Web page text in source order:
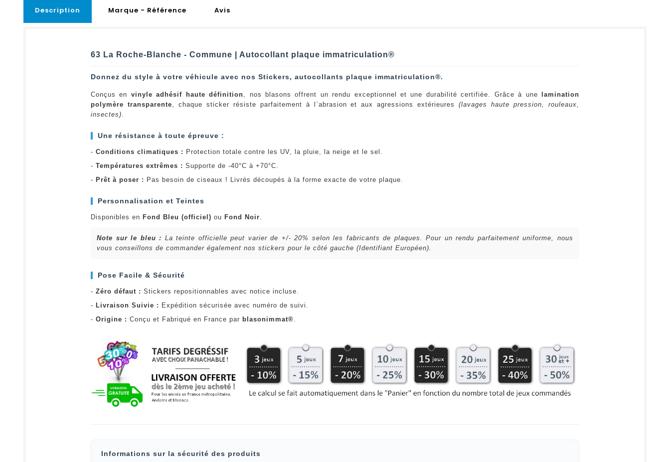
Description Marque - Référence Avis
63 La Roche-Blanche - Commune | Autocollant plaque immatriculation®
Donnez du style à votre véhicule avec nos Stickers, autocollants plaque immatriculation®.
Conçus en vinyle adhésif haute définition , nos blasons offrent un rendu exceptionnel et une durabilité certifiée. Grâce à une
lamination
polymère transparente , chaque sticker résiste parfaitement à l`abrasion et aux agressions extérieures(lavages haute pression, rouleaux,
insectes)
Une résistance à toute épreuve :
- Conditions climatiques : Protection totale contre les UV, la pluie, la neige et le sel.
- Températures extrêmes : Supporte de -40°C à +70°C.
- Prêt à poser : Pas besoin de ciseaux ! Livrés découpés à la forme exacte de votre plaque.
Personnalisation et Teintes
Disponibles en Fond Bleu (officiel) ou Fond Noir
Note sur le bleu : La teinte officielle peut varier de +/- 20% selon les fabricants de plaques. Pour un rendu parfaitement uniforme, nous
vous conseillons de commander également nos stickers pour le côté gauche (Identifiant Européen).
Pose Facile & Sécurité
- Zéro défaut : Stickers repositionnables avec notice incluse.
- Livraison Suivie : Expédition sécurisée avec numéro de suivi.
- Origine : Conçu et Fabriqué en France par blasonimmat®
Informations sur la sécurité des produits